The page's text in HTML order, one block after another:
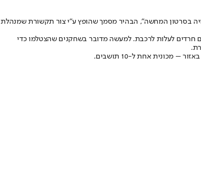
בסרטון המחשה", הבהיר מסמך שהופץ ע"י צור תקשורת שמנהלת
חרדים לעלות לרכבת. למעשה מדובר בשחקנים שהצטלמו כדי